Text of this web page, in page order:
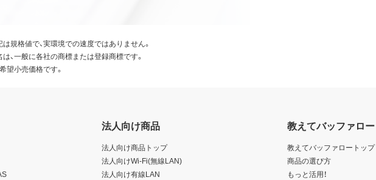
規格値で、実環境での速度ではありません。
、一般に各社の商標または登録商標です。
望小売価格です。
法人向け商品
法人向け商品トップ
法人向けWi-Fi(無線LAN)
法人向け有線LAN
教えてバッファロー
教えてバッファロートップ
商品の選び方
もっと活用！